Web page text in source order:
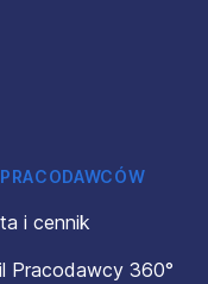
i cennik
Pracodawcy 360°